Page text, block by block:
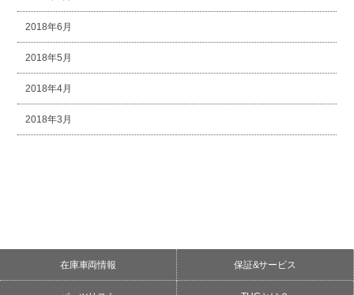
2018年6月
2018年5月
2018年4月
2018年3月
在庫車両情報 保証&サービス